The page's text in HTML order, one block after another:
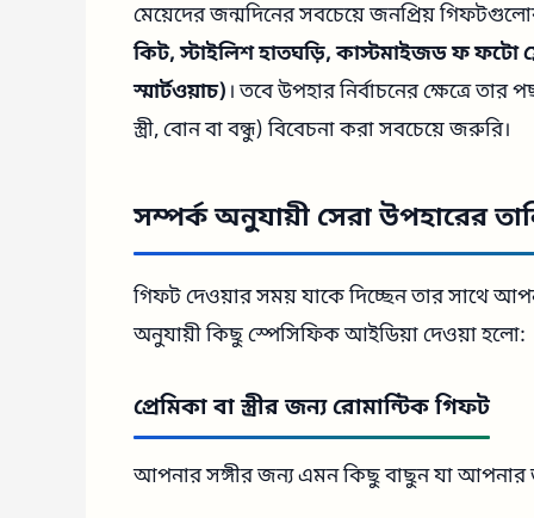
মেয়েদের জন্মদিনের সবচেয়ে জনপ্রিয়
কিট, স্টাইলিশ হাতঘড়ি, কাস্টমাইজড ফ ফটো
স্মার্টওয়াচ) । তবে উপহার নির্বাচনের ক্ষেত্রে
স্ত্রী, বোন বা বন্ধু) বিবেচনা করা সবচেয়ে জরুরি।
সম্পর্ক অনুযায়ী সেরা উপহারের
গিফট দেওয়ার সময় যাকে দিচ্ছেন তার সাথে
অনুযায়ী কিছু স্পেসিফিক আইডিয়া দেওয়া হলো:
প্রেমিকা বা স্ত্রীর জন্য রোমান্টিক গিফট
আপনার সঙ্গীর জন্য এমন কিছু বাছুন যা আপনার